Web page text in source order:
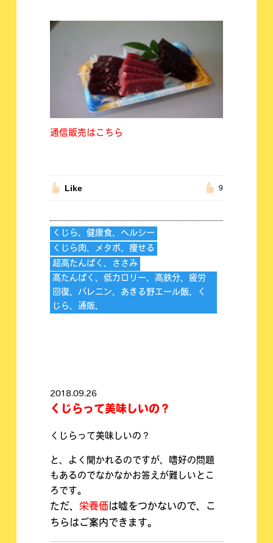
通信販売はこちら
Like 9
くじら、健康食、ヘルシー
くじら肉、メタボ、痩せる
超高たんぱく、ささみ
高たんぱく、低カロリー、高鉄分、疲労
回復、バレニン、あきる野エール飯、く
じら、通販、
2018.09.26
くじらって美味しいの？
くじらって美味しいの？
と、よく聞かれるのですが、嗜好の問題
もあるのでなかなかお答えが難しいとこ
ろです。
ただ、栄養価は嘘をつかないので、こ
ちらはご案内できます。